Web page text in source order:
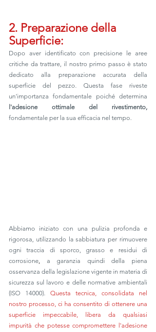
2. Preparazione della
Superficie:
Dopo aver identificato con precisione le aree
critiche da trattare, il nostro primo passo è stato
dedicato alla preparazione accurata della
superficie del pezzo. Questa fase riveste
fondamentale per la sua efficacia nel tempo.
Abbiamo iniziato con una pulizia profonda e
rigorosa, utilizzando la sabbiatura per rimuovere
ogni traccia di sporco, grasso e residui di
corrosione, a garanzia quindi della piena
osservanza della legislazione vigente in materia di
sicurezza sul lavoro e delle normative ambientali
(ISO 14000). Questa tecnica, consolidata nel
nostro processo, ci ha consentito di ottenere una
superficie impeccabile, libera da qualsiasi
impurità che potesse compromettere l'adesione